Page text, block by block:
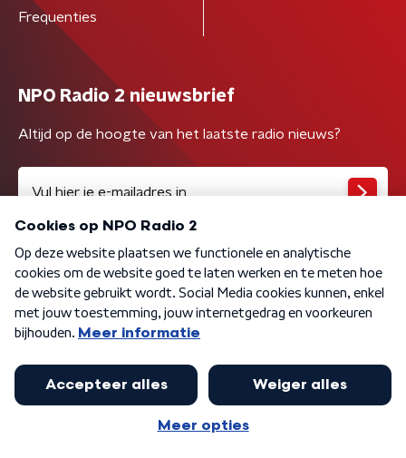
Frequenties
NPO Radio 2 nieuwsbrief
Altijd op de hoogte van het laatste radio nieuws?
Algemene voorwaarden